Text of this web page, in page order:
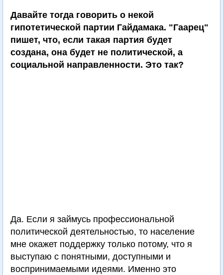
Давайте тогда говорить о некой
гипотетической партии Гайдамака. "Гаарец"
пишет, что, если такая партия будет
создана, она будет не политической, а
социальной направленности. Это так?
Да. Если я займусь профессиональной
политической деятельностью, то население
мне окажет поддержку только потому, что я
выступаю с понятными, доступными и
воспринимаемыми идеями. Именно это